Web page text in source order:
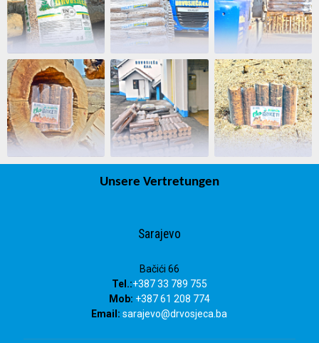
Unsere Vertretungen
Sarajevo
Bačići 66
Tel.:+387 33 789 755
Mob: +387 61 208 774
Email: sarajevo@drvosjeca.ba